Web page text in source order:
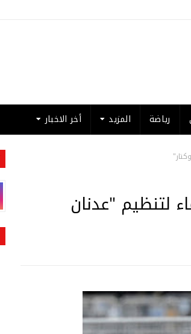
رياضة المزيد أخر الاخبار
بالإنتماء لتنظيم "عدنان